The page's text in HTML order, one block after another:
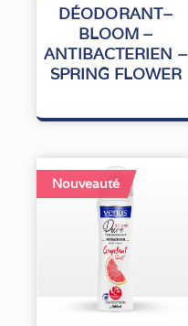
NoteDÉODORANT–
BLOOM –
ANTIBACTERIEN –
SPRING FLOWER
Nouveauté